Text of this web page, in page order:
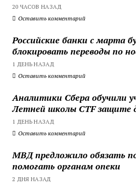
20 ЧАСОВ НАЗАД
Оставить комментарий
Российские банки с марта
блокировать переводы по
1 ДЕНЬ НАЗАД
Оставить комментарий
Аналитики Сбера обучили
Летней школы CTF защите
1 ДЕНЬ НАЗАД
Оставить комментарий
МВД предложило обязать
помогать органам опеки
2 ДНЯ НАЗАД